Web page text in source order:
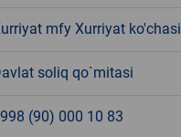
mfy Xurriyat ko'chasi
soliq qo`mitasi
(90) 000 10 83